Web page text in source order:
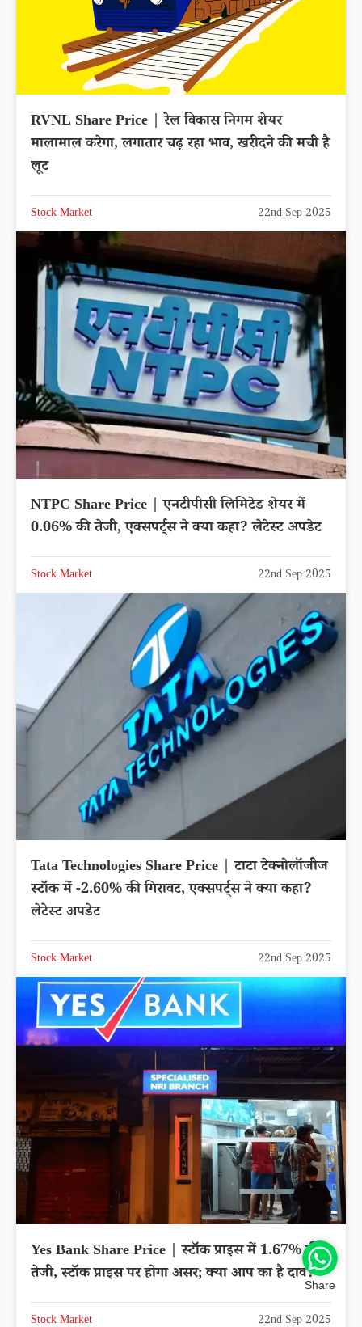
RVNL Share Price | रेल विकास निगम शेयर
मालामाल करेगा, लगातार चढ़ रहा भाव, खरीदने की मची है
लूट
Stock Market 22nd Sep 2025
NTPC Share Price | एनटीपीसी लिमिटेड शेयर में
0.06% की तेजी, एक्सपर्ट्स ने क्या कहा? लेटेस्ट अपडेट
Stock Market 22nd Sep 2025
Tata Technologies Share Price | टाटा टेक्नोलॉजीज
स्टॉक में -2.60% की गिरावट, एक्सपर्ट्स ने क्या कहा?
लेटेस्ट अपडेट
Stock Market 22nd Sep 2025
Yes Bank Share Price | स्टॉक प्राइस में 1.67% की
तेजी, स्टॉक प्राइस पर होगा असर; क्या आप का है दाव?
Stock Market 22nd Sep 2025
Share